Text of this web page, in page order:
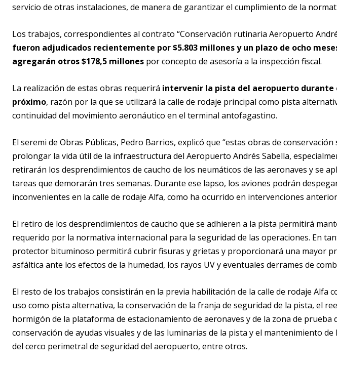
servicio de otras instalaciones, de manera de garantizar el cumplimiento de la
Los trabajos, correspondientes al contrato “Conservación rutinaria Aeropuerto
fueron adjudicados recientemente por $5.803 millones y un plazo de ocho
agregarán otros $178,5 millones por concepto de asesoría a la inspección fiscal.
La realización de estas obras requerirá intervenir la pista del aeropuerto durante
próximo, razón por la que se utilizará la calle de rodaje principal como pista
continuidad del movimiento aeronáutico en el terminal antofagastino.
El seremi de Obras Públicas, Pedro Barrios, explicó que “estas obras de
prolongar la vida útil de la infraestructura del Aeropuerto Andrés Sabella,
retirarán los desprendimientos de caucho de los neumáticos de las aeronaves y se
tareas que demorarán tres semanas. Durante ese lapso, los aviones podrán
inconvenientes en la calle de rodaje Alfa, como ha ocurrido en intervenciones
El retiro de los desprendimientos de caucho que se adhieren a la pista permitirá
requerido por la normativa internacional para la seguridad de las operaciones. En
protector bituminoso permitirá cubrir fisuras y grietas y proporcionará una mayor
asfáltica ante los efectos de la humedad, los rayos UV y eventuales derrames de
El resto de los trabajos consistirán en la previa habilitación de la calle de rodaje Alfa
uso como pista alternativa, la conservación de la franja de seguridad de la pista, el
hormigón de la plataforma de estacionamiento de aeronaves y de la zona de prueba
conservación de ayudas visuales y de las luminarias de la pista y el mantenimiento
del cerco perimetral de seguridad del aeropuerto, entre otros.